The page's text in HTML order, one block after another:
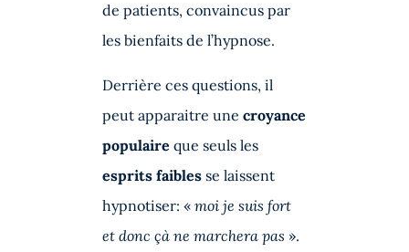
de patients, convaincus par
les bienfaits de l’hypnose.
Derrière ces questions, il
peut apparaitre une croyance
populaire que seuls les
esprits faibles se laissent
hypnotiser: « moi je suis fort
et donc çà ne marchera pas ».